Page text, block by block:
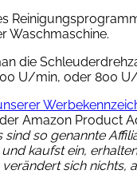
Waschmaschine.
die
U/min, oder 800
Amazon Product
so genannte
kaufst ein,
sich nichts,